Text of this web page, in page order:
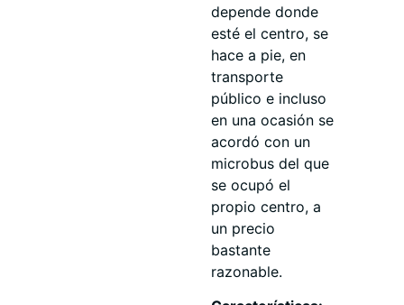
depende donde
esté el centro, se
hace a pie, en
transporte
público e incluso
en una ocasión se
acordó con un
microbus del que
se ocupó el
propio centro, a
un precio
bastante
razonable.